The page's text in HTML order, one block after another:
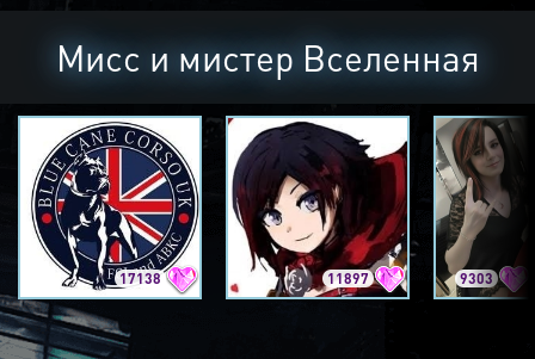
Мисс и мистер Вселенная
17138 11897 9303